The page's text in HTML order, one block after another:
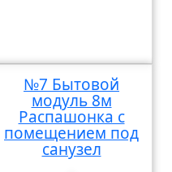
№7 Бытовой
модуль 8м
Распашонка с
помещением под
санузел